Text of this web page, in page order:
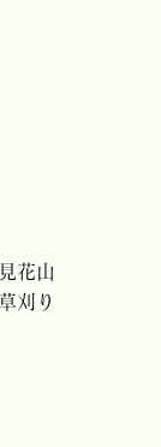
花山
刈り